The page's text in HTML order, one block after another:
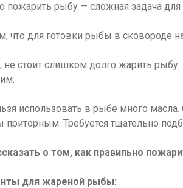
пожарить рыбу — сложная задача
что для готовки рыбы в сковороде
не стоит слишком долго жарить
использовать в рыбе много
приторным. Требуется тщательно
о том, как правильно
для жареной рыбы: